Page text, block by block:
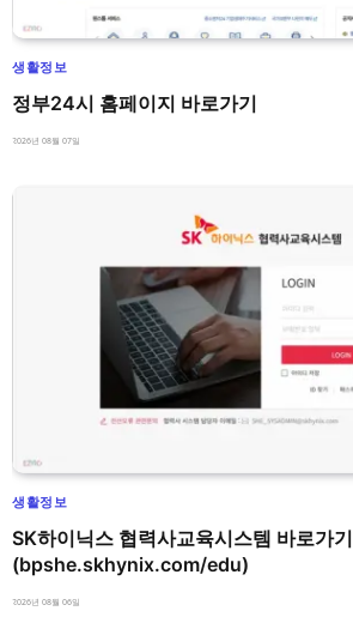
생활정보
정부24시 홈페이지 바로가기
2026년 08월 07일
생활정보
SK하이닉스 협력사교육시스템 바로가기
(bpshe.skhynix.com/edu)
2026년 08월 06일